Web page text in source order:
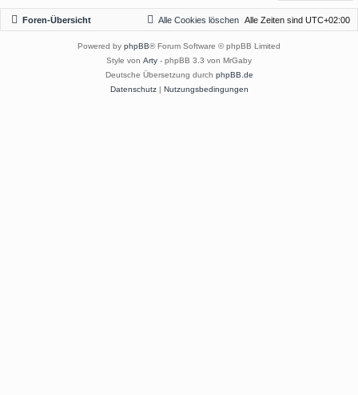
Foren-Übersicht Alle Zeiten sind UTC+02:00
Alle Cookies löschen
Powered by phpBB® Forum Software © phpBB Limited
Style von Arty - phpBB 3.3 von MrGaby
Deutsche Übersetzung durch phpBB.de
Datenschutz| Nutzungsbedingungen